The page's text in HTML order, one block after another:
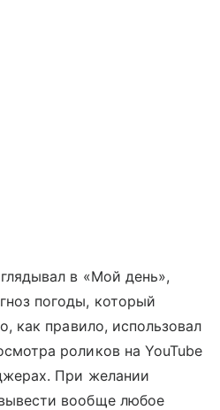
в «Мой день»,
погоды, который
как правило, использовал
роликов на YouTube
При желании
вообще любое